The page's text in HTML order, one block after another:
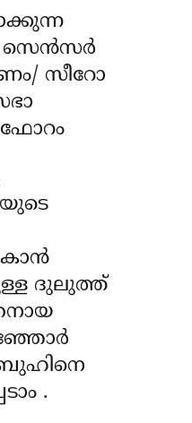
സെൻസർ
സീറോ
ദുലുത്ത്
.